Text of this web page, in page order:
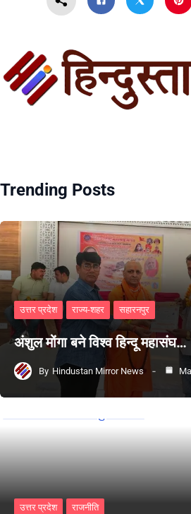
Trending Posts
उत्तर प्रदेश राज्य-शहर सहारनपुर
अंशुल मोंगा बने विश्व हिन्दू महासंघ…
By Hindustan Mirror News
उत्तर प्रदेश राजनीति